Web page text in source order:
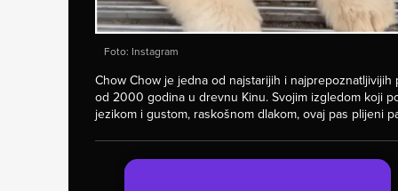
Foto: Instagram
Chow Chow je jedna od najstarijih i
od 2000 godina u drevnu Kinu. Svojim izgledom koji
jezikom i gustom, raskošnom dlakom, ovaj pas plijeni